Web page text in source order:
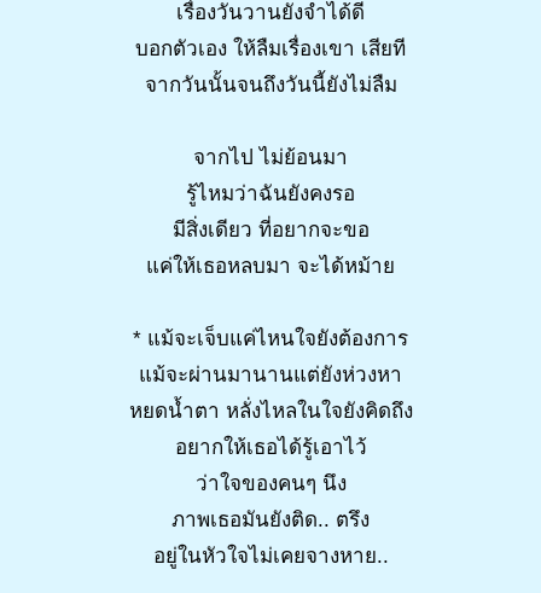
เรื่องวันวานยังจำได้ดี
บอกตัวเอง ให้ลืมเรื่องเขา เสียที
จากวันนั้นจนถึงวันนี้ยังไม่ลืม
จากไป ไม่ย้อนมา
รู้ไหมว่าฉันยังคงรอ
มีสิ่งเดียว ที่อยากจะขอ
แค่ให้เธอหลบมา จะได้หม้าย
* แม้จะเจ็บแค่ไหนใจยังต้องการ
แม้จะผ่านมานานแต่ยังห่วงหา
หยดน้ำตา หลั่งไหลในใจยังคิดถึง
อยากให้เธอได้รู้เอาไว้
ว่าใจของคนๆ นึง
ภาพเธอมันยังติด.. ตรึง
อยู่ในหัวใจไม่เคยจางหาย..